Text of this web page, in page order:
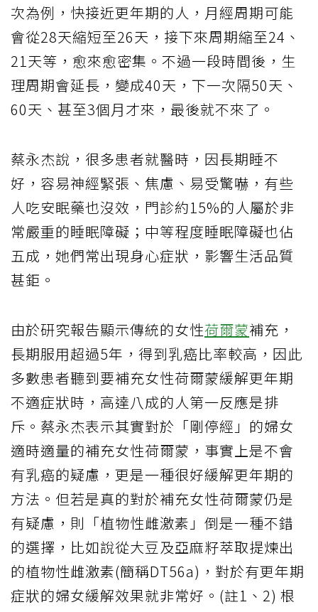
次為例，快接近更年期的人，月經周期可能
會從28天縮短至26天，接下來周期縮至24、
21天等，愈來愈密集。不過一段時間後，生
理周期會延長，變成40天，下一次隔50天、
60天、甚至3個月才來，最後就不來了。
蔡永杰說，很多患者就醫時，因長期睡不
好，容易神經緊張、焦慮、易受驚嚇，有些
人吃安眠藥也沒效，門診約15%的人屬於非
常嚴重的睡眠障礙；中等程度睡眠障礙也佔
五成，她們常出現身心症狀，影響生活品質
甚鉅。
由於研究報告顯示傳統的女性荷爾蒙補充，
長期服用超過5年，得到乳癌比率較高，因此
多數患者聽到要補充女性荷爾蒙緩解更年期
不適症狀時，高達八成的人第一反應是排
斥。蔡永杰表示其實對於「剛停經」的婦女
適時適量的補充女性荷爾蒙，事實上是不會
有乳癌的疑慮，更是一種很好緩解更年期的
方法。但若是真的對於補充女性荷爾蒙仍是
有疑慮，則「植物性雌激素」倒是一種不錯
的選擇，比如說從大豆及亞麻籽萃取提煉出
的植物性雌激素(簡稱DT56a)，對於有更年期
症狀的婦女緩解效果就非常好。(註1、2) 根